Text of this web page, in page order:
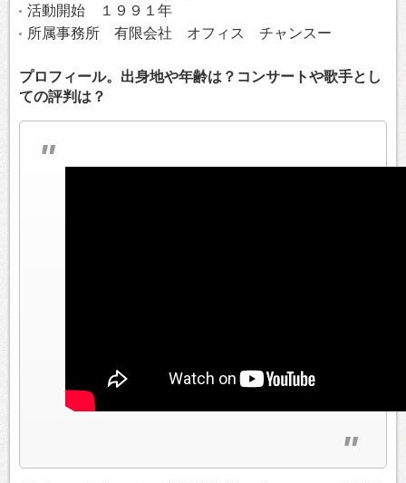
活動開始 １９９１年
所属事務所 有限会社 オフィス チャンスー
プロフィール。出身地や年齢は？コンサートや歌手とし
ての評判は？